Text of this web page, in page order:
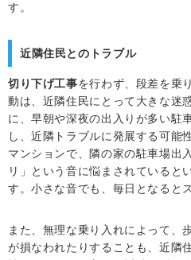
す。
近隣住民とのトラブル
切り下げ工事を行わず、段差を乗
動は、近隣住民にとって大きな迷
に、早朝や深夜の出入りが多い駐
し、近隣トラブルに発展する可能
マンションで、隣の家の駐車場出
リ」という音に悩まされていると
す。小さな音でも、毎日となると
また、無理な乗り入れによって、
が損なわれたりすることも、近隣